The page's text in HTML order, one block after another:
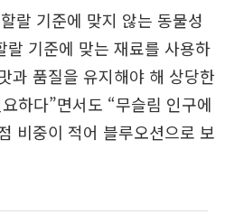
랄 기준에 맞지 않는 동물성
랄 기준에 맞는 재료를 사용하
과 품질을 유지해야 해 상당한
하다”면서도 “무슬림 인구에
비중이 적어 블루오션으로 보